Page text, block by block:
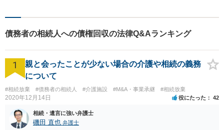
ることはございません。元警
察官の経験を活かした交通事
故事案対応もいたします。
債務者の相続人への債権回収の法律Q&Aランキング
1
親と会ったことが少ない場合の介護や相続の義務
について
#相続放棄 #債務者の相続人 #介護施設 #M&A・事業承継 #相続放棄
2020年12月14日 役にたった 42
相続・遺言に強い弁護士
磯田 直也 弁護士